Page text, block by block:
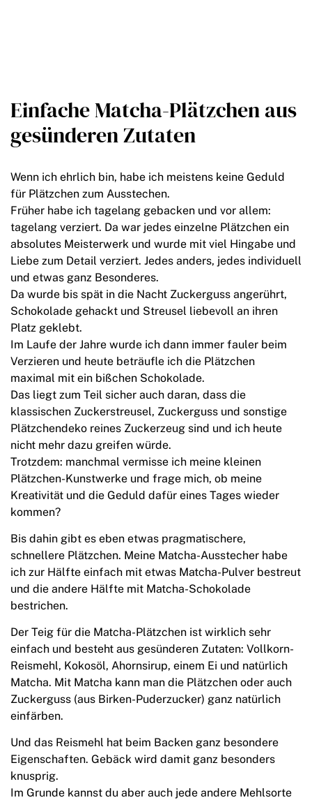
Einfache Matcha-Plätzchen aus
gesünderen Zutaten
Wenn ich ehrlich bin, habe ich meistens keine Geduld
für Plätzchen zum Ausstechen.
Früher habe ich tagelang gebacken und vor allem:
tagelang verziert. Da war jedes einzelne Plätzchen ein
absolutes Meisterwerk und wurde mit viel Hingabe und
Liebe zum Detail verziert. Jedes anders, jedes individuell
und etwas ganz Besonderes.
Da wurde bis spät in die Nacht Zuckerguss angerührt,
Schokolade gehackt und Streusel liebevoll an ihren
Platz geklebt.
Im Laufe der Jahre wurde ich dann immer fauler beim
Verzieren und heute beträufle ich die Plätzchen
maximal mit ein bißchen Schokolade.
Das liegt zum Teil sicher auch daran, dass die
klassischen Zuckerstreusel, Zuckerguss und sonstige
Plätzchendeko reines Zuckerzeug sind und ich heute
nicht mehr dazu greifen würde.
Trotzdem: manchmal vermisse ich meine kleinen
Plätzchen-Kunstwerke und frage mich, ob meine
Kreativität und die Geduld dafür eines Tages wieder
kommen?
Bis dahin gibt es eben etwas pragmatischere,
schnellere Plätzchen. Meine Matcha-Ausstecher habe
ich zur Hälfte einfach mit etwas Matcha-Pulver bestreut
und die andere Hälfte mit Matcha-Schokolade
bestrichen.
Der Teig für die Matcha-Plätzchen ist wirklich sehr
einfach und besteht aus gesünderen Zutaten: Vollkorn-
Reismehl, Kokosöl, Ahornsirup, einem Ei und natürlich
Matcha. Mit Matcha kann man die Plätzchen oder auch
Zuckerguss (aus Birken-Puderzucker) ganz natürlich
einfärben.
Und das Reismehl hat beim Backen ganz besondere
Eigenschaften. Gebäck wird damit ganz besonders
knusprig.
Im Grunde kannst du aber auch jede andere Mehlsorte